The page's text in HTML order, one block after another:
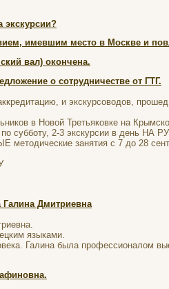
имевшим место в Москве и
вал) окончена.
о сотрудничестве от ГТГ.
и экскурсоводов,
в Новой Третьяковке на
субботу, 2-3 экскурсии в день
занятия с 7 до 28
Галина Дмитриевна
языками.
Галина была профессионалом